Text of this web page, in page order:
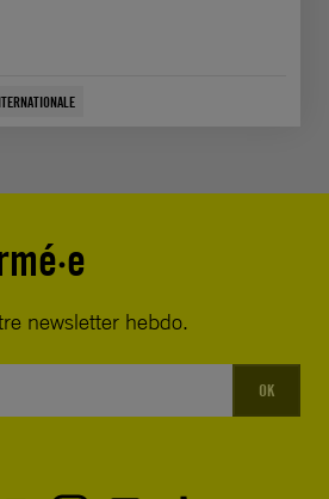
newsletter hebdo.
OK